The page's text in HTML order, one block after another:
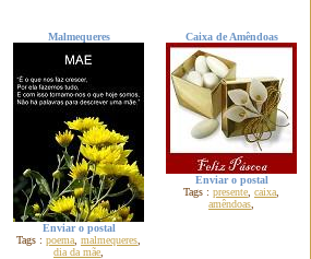
Malmequeres
Enviar o postal
Tags : poema malmequeres
dia da mãe
Caixa de Amêndoas
Enviar o postal
Tags : presente caixa
amêndoas